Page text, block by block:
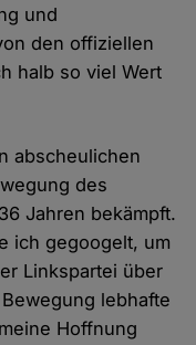
und
den offiziellen
halb so viel Wert
abscheulichen
des
Jahren bekämpft.
ich gegoogelt, um
Linkspartei über
lebhafte
Hoffnung